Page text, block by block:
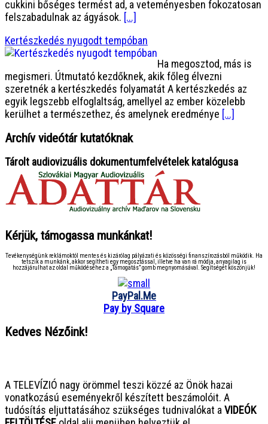
cukkini bőséges termést ad, a veteményesben fokozatosan
felszabadulnak az ágyások. [...]
Kertészkedés nyugodt tempóban
Ha megosztod, más is
megismeri. Útmutató kezdőknek, akik főleg élvezni
szeretnék a kertészkedés folyamatát A kertészkedés az
egyik legszebb elfoglaltság, amellyel az ember közelebb
kerülhet a természethez, és amelynek eredménye [...]
Archív videótár kutatóknak
Tárolt audiovizuális dokumentumfelvételek katalógusa
Kérjük, támogassa munkánkat!
Tevékenységünk reklámoktól mentes és kizárólag pályázati és közösségi finanszírozásból működik. Ha
tetszik a munkánk, akkor segítheti egy megosztással, illetve ha van rá módja, anyagilag is
hozzájárulhat az oldal működéséhez a „Támogatás” gomb megnyomásával. Segítségét köszönjük!
PayPal.Me
Pay by Square
Kedves Nézőink!
A TELEVÍZIÓ nagy örömmel teszi közzé az Önök hazai
vonatkozású eseményekről készített beszámolóit. A
tudósítás eljuttatásához szükséges tudnivalókat aVIDEÓK